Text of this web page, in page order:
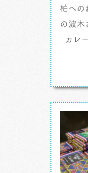
柏への
の波木
カレ
カレ
りまし
という
い便
（キ